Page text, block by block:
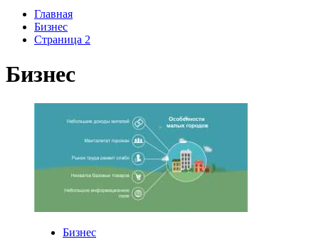
Главная
Бизнес
Страница 2
Бизнес
Бизнес